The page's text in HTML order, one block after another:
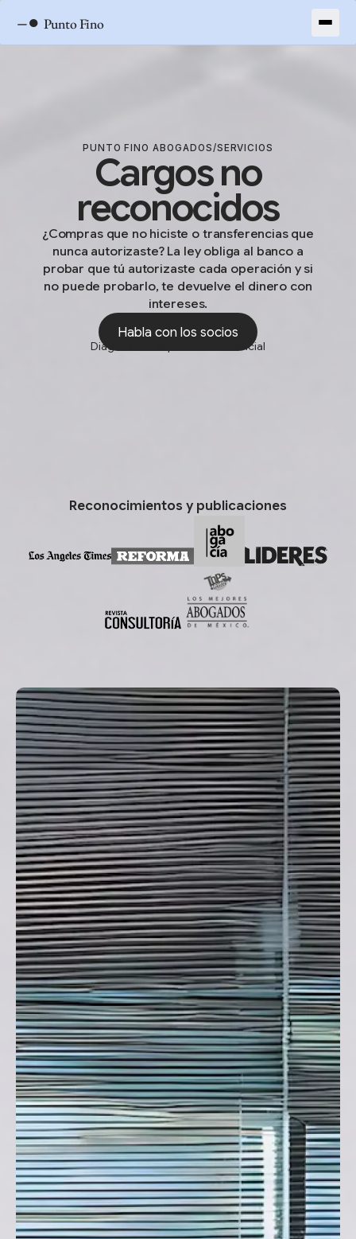
–● Punto Fino
PUNTO FINO ABOGADOS/SERVICIOS
Cargos no
reconocidos
¿Compras que no hiciste o transferencias que
nunca autorizaste? La ley obliga al banco a
probar que tú autorizaste cada operación y si
no puede probarlo, te devuelve el dinero con
intereses.
Habla con los socios
Diagnóstico exprés • Confidencial
Reconocimientos y publicaciones